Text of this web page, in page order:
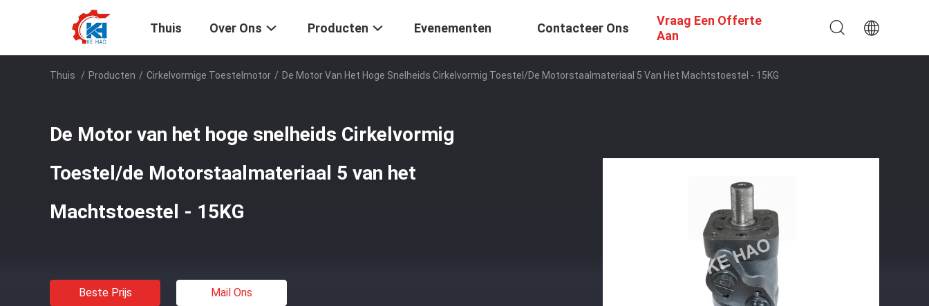
Thuis Over Ons Producten Evenementen Contacteer Ons
Vraag Een Offerte
Aan
Thuis / Producten / Cirkelvormige Toestelmotor / De Motor Van Het Hoge Snelheids Cirkelvormig Toestel/de Motorstaalmateriaal 5 Van Het Machtstoestel - 15KG
De Motor van het hoge snelheids Cirkelvormig
Toestel/de Motorstaalmateriaal 5 van het
Machtstoestel - 15KG
Beste Prijs Mail Ons